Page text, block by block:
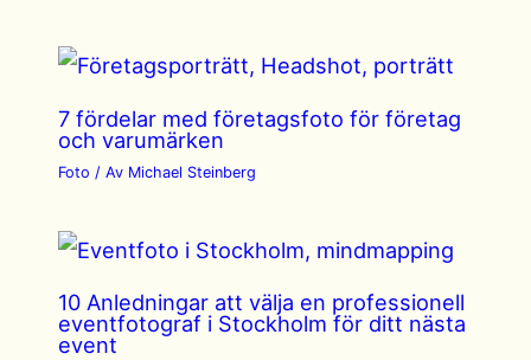
7 fördelar med företagsfoto för företag
och varumärken
Foto / Av Michael Steinberg
10 Anledningar att välja en professionell
eventfotograf i Stockholm för ditt nästa
event